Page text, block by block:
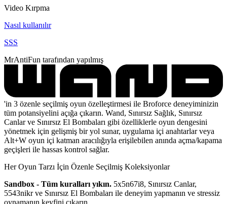
Video Kırpma
Nasıl kullanılır
SSS
MrAntiFun tarafından yapılmış
'in 3 özenle seçilmiş oyun özelleştirmesi ile Broforce deneyiminizin
tüm potansiyelini açığa çıkarın. Wand, Sınırsız Sağlık, Sınırsız
Canlar ve Sınırsız El Bombaları gibi özelliklerle oyun dengesini
yönetmek için gelişmiş bir yol sunar, uygulama içi anahtarlar veya
Alt+W oyun içi katman aracılığıyla erişilebilen anında açma/kapama
geçişleri ile hassas kontrol sağlar.
Her Oyun Tarzı İçin Özenle Seçilmiş Koleksiyonlar
Sandbox - Tüm kuralları yıkın. 5x5n67i8, Sınırsız Canlar,
5543nikr ve Sınırsız El Bombaları ile deneyim yapmanın ve stressiz
oynamanın keyfini çıkarın.